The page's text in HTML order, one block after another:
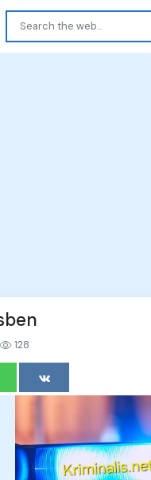
128